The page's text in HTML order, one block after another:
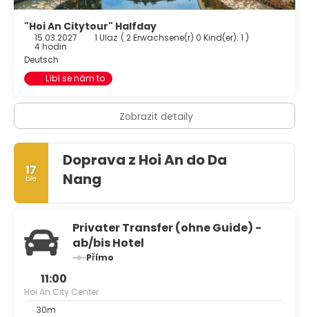
"Hoi An Citytour" Halfday
15.03.2027 1 Ulaz ( 2 Erwachsene(r) 0 Kind(er): 1 )
4 hodin
Deutsch
Líbí se nám to
Zobrazit detaily
17
bře
Doprava z Hoi An do Da
Nang
Privater Transfer (ohne Guide) -
ab/bis Hotel
Přímo
11:00
Hoi An City Center
30m